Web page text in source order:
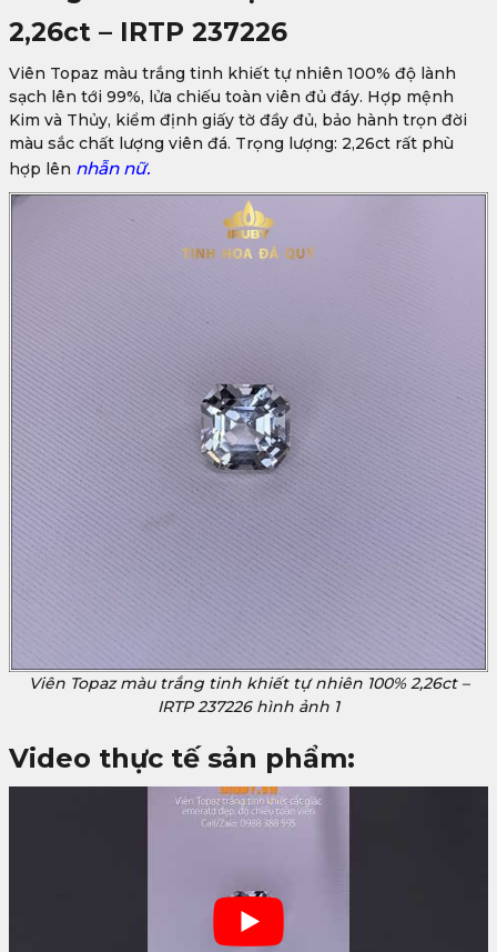
2,26ct – IRTP 237226
Viên Topaz màu trắng tinh khiết tự nhiên 100% độ lành
sạch lên tới 99%, lửa chiếu toàn viên đủ đáy. Hợp mệnh
Kim và Thủy, kiểm định giấy tờ đầy đủ, bảo hành trọn đời
màu sắc chất lượng viên đá. Trọng lượng: 2,26ct rất phù
hợp lên nhẫn nữ.
Viên Topaz màu trắng tinh khiết tự nhiên 100% 2,26ct –
IRTP 237226 hình ảnh 1
Video thực tế sản phẩm: